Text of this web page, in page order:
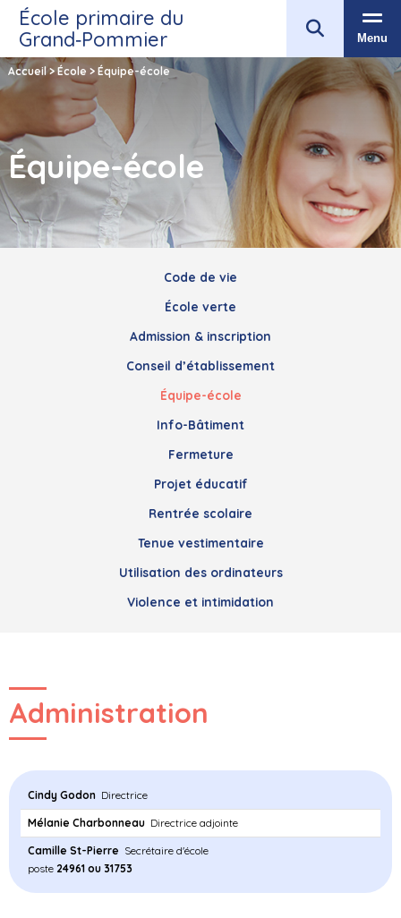
École primaire du
Grand‑Pommier
Menu
Accueil>École > Équipe-école
Équipe-école
Code de vie
École verte
Admission & inscription
Conseil d’établissement
Équipe-école
Info-Bâtiment
Fermeture
Projet éducatif
Rentrée scolaire
Tenue vestimentaire
Utilisation des ordinateurs
Violence et intimidation
Administration
Cindy Godon Directrice
Mélanie Charbonneau Directrice adjointe
Camille St-Pierre Secrétaire d'école
poste 24961 ou 31753